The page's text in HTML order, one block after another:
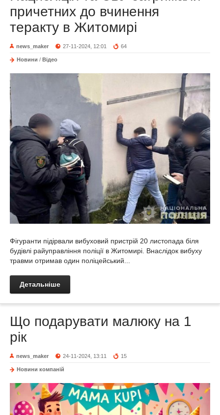
причетних до вчинення
теракту в Житомирі
news_maker 27-11-2024, 12:01 64
Новини / Відео
Фігуранти підірвали вибуховий пристрій 20 листопада біля
будівлі райуправління поліції в Житомирі. Внаслідок вибуху
травми отримав один поліцейський...
Детальніше
Що подарувати малюку на 1
рік
news_maker 24-11-2024, 13:11 15
Новини компаній